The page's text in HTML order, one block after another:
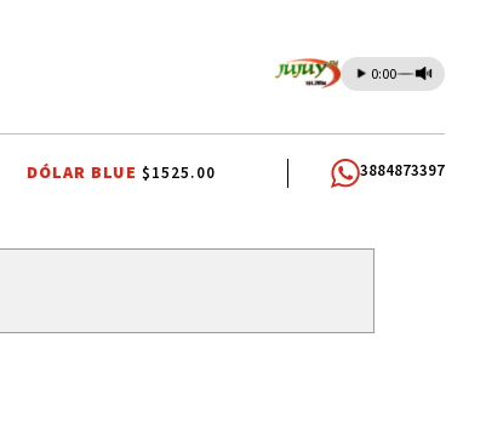
0:00
SELECCIÓN ARGENTINA JORGE MESSI TENDENCIA
DÓLAR BLUE $1525.00 3884873397